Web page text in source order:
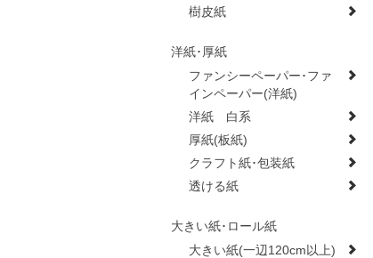
樹皮紙
洋紙･厚紙
ファンシーペーパー･ファ
インペーパー(洋紙)
洋紙 白系
厚紙(板紙)
クラフト紙･包装紙
透ける紙
大きい紙･ロール紙
大きい紙(一辺120cm以上)